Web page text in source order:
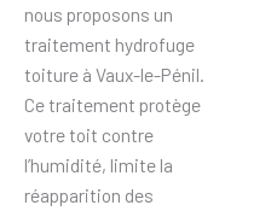
nous proposons un
traitement hydrofuge
toiture à Vaux-le-Pénil.
Ce traitement protège
votre toit contre
l’humidité, limite la
réapparition des